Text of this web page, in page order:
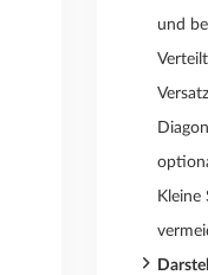
und
Kleine